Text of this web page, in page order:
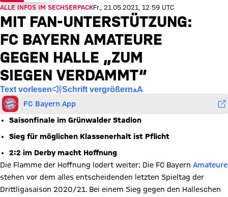
ALLE INFOS IM SECHSERPACKFr., 21.05.2021, 12:59 UTC
MIT FAN-UNTERSTÜTZUNG:
FC BAYERN AMATEURE
GEGEN HALLE „ZUM
SIEGEN VERDAMMT“
Text vorlesen Schrift vergrößern
FC Bayern App
Saisonfinale im Grünwalder Stadion
Sieg für möglichen Klassenerhalt ist Pflicht
2:2 im Derby macht Hoffnung
Die Flamme der Hoffnung lodert weiter: Die FC Bayern Amateure
stehen vor dem alles entscheidenden letzten Spieltag der
Drittligasaison 2020/21. Bei einem Sieg gegen den Halleschen